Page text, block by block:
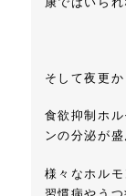
そして夜更
食欲抑制ホ
ンの分泌が盛
様々なホル